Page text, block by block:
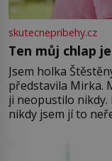
skutecnepribehy.cz
Ten můj chlap
Jsem holka
představila Mirka.
ji neopustilo nikdy.
nikdy jsem jí to
Jsme spolu moc